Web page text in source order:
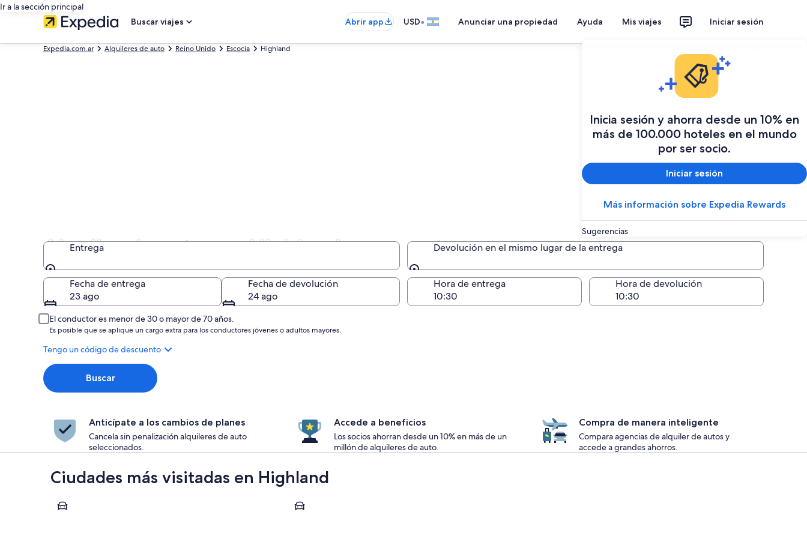
Ir a la sección principal
Buscar viajes
Abrir app USD• Anunciar una propiedad Ayuda Mis viajes Iniciar sesión
Inicia sesión y ahorra desde un 10% en
más de 100.000 hoteles en el mundo
por ser socio.
Iniciar sesión
Más información sobre Expedia Rewards
Sugerencias
Expedia.com.ar Alquileres de auto Reino Unido Escocia Highland
Alquiler de autos en Highland
Entrega
Entrega
Devolución en el mismo lugar de la entrega
Devolución en el mismo lugar de la entrega
Fecha de entrega
23 ago
Fecha de devolución
24 ago
Hora de entrega Hora de devolución
El conductor es menor de 30 o mayor de 70 años.
Es posible que se aplique un cargo extra para los conductores jóvenes o adultos mayores.
Tengo un código de descuento
Buscar
Anticípate a los cambios de planes
Cancela sin penalización alquileres de auto
seleccionados.
Accede a beneficios
Los socios ahorran desde un 10% en más de un
millón de alquileres de auto.
Compra de manera inteligente
Compara agencias de alquiler de autos y
accede a grandes ahorros.
Ciudades más visitadas en Highland
Fort William Inverness